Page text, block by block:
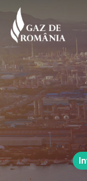
Skip
main
content